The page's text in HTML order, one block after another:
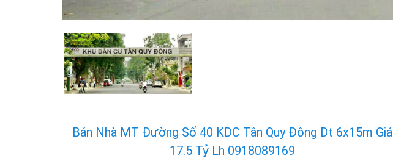
Bán Nhà MT Đường Số 40 KDC Tân Quy Đông Dt 6x15m Giá
17.5 Tỷ Lh 0918089169